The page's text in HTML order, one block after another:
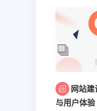
网站
与用户体验